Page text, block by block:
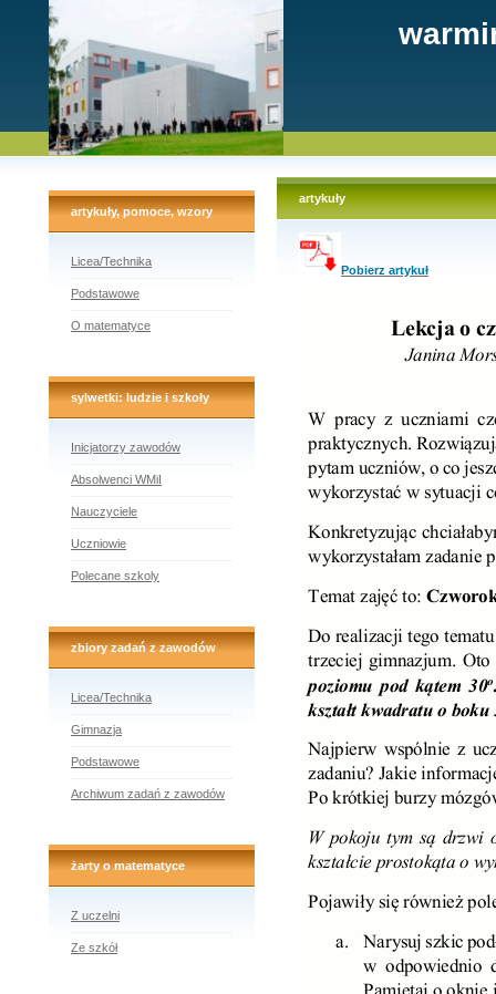
artykuły, pomoce, wzory
Licea/Technika
Podstawowe
O matematyce
sylwetki: ludzie i szkoły
Inicjatorzy zawodów
Absolwenci WMiI
Nauczyciele
Uczniowie
Polecane szkoly
zbiory zadań z zawodów
Licea/Technika
Gimnazja
Podstawowe
Archiwum zadań z zawodów
żarty o matematyce
Z uczelni
Ze szkół
artykuły
Pobierz artykuł